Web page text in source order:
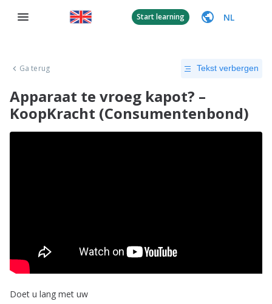
Start learning NL
Ga terug Tekst verbergen
Apparaat te vroeg kapot? –
KoopKracht (Consumentenbond)
Doet u lang met uw